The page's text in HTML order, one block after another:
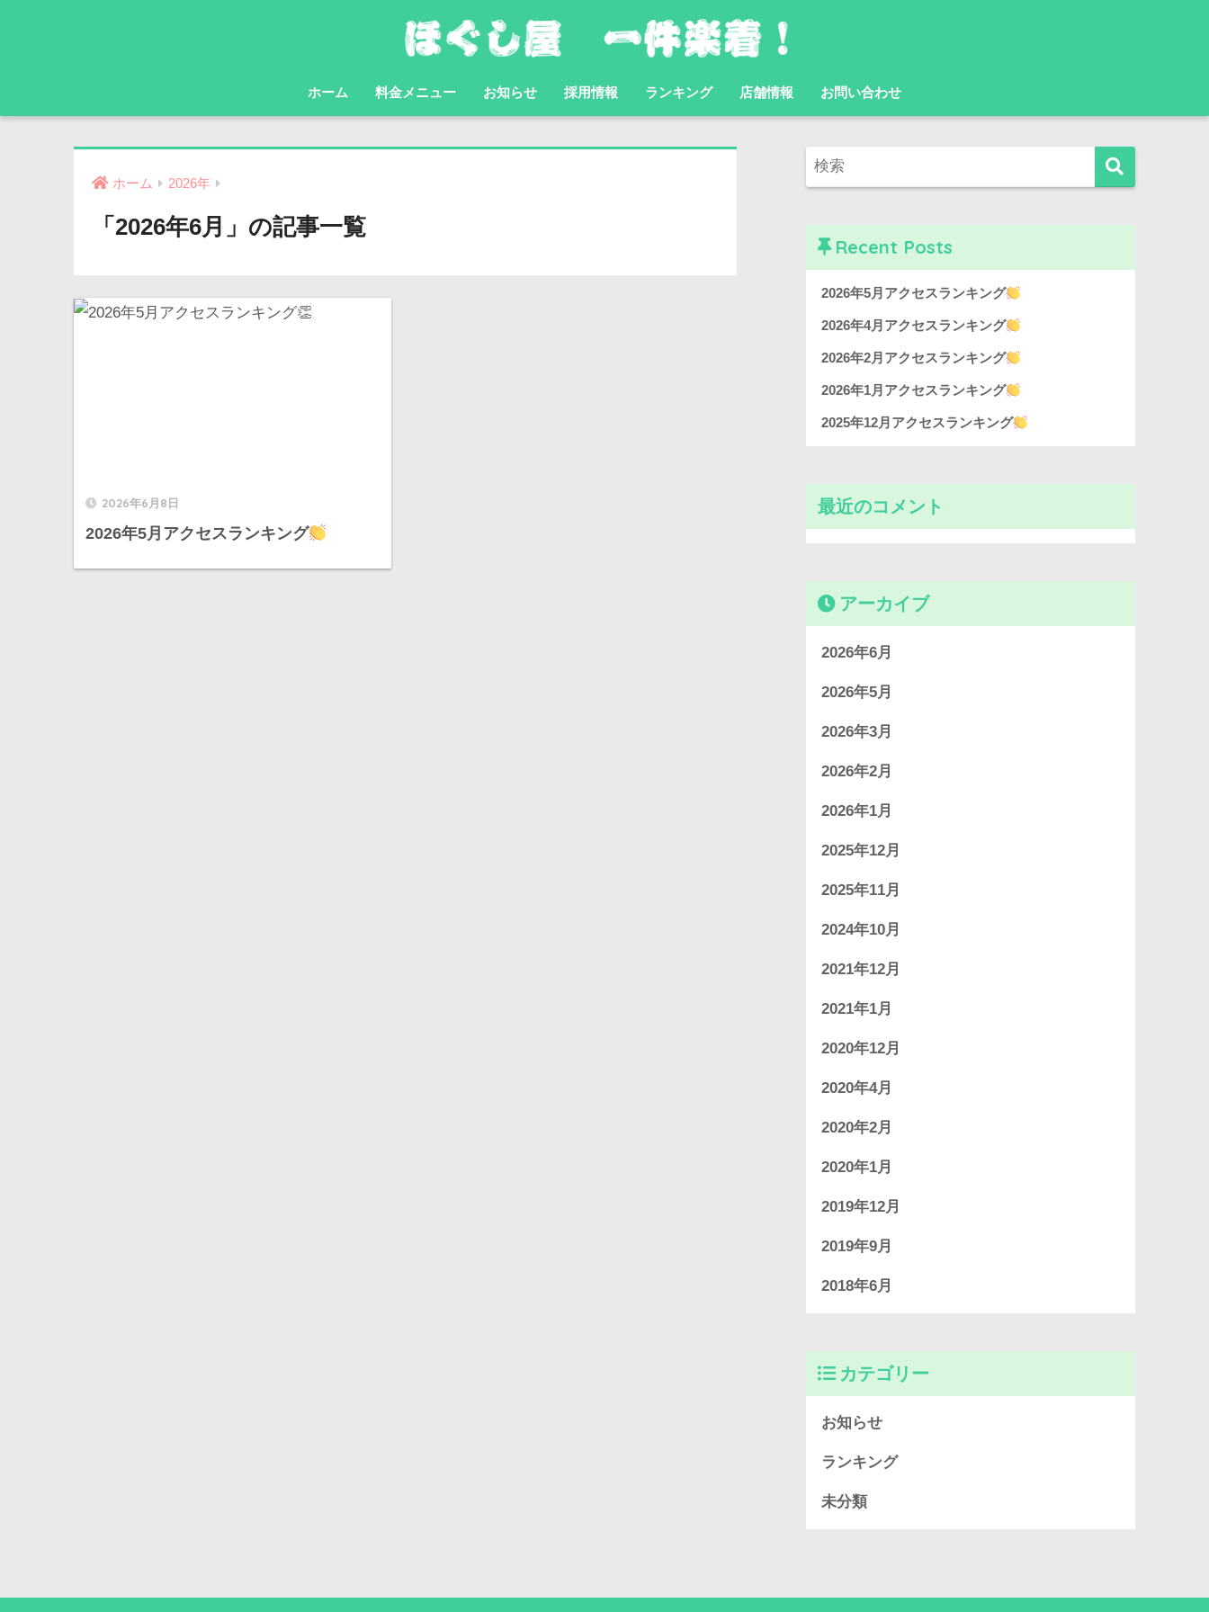
ホーム 料金メニュー お知らせ 採用情報 ランキング 店舗情報 お問い合わせ
ホーム 2026年
「2026年6月」の記事一覧
2026年6月8日
2026年5月アクセスランキング
Recent Posts
2026年5月アクセスランキング
2026年4月アクセスランキング
2026年2月アクセスランキング
2026年1月アクセスランキング
2025年12月アクセスランキング
最近のコメント
アーカイブ
2026年6月
2026年5月
2026年3月
2026年2月
2026年1月
2025年12月
2025年11月
2024年10月
2021年12月
2021年1月
2020年12月
2020年4月
2020年2月
2020年1月
2019年12月
2019年9月
2018年6月
カテゴリー
お知らせ
ランキング
未分類